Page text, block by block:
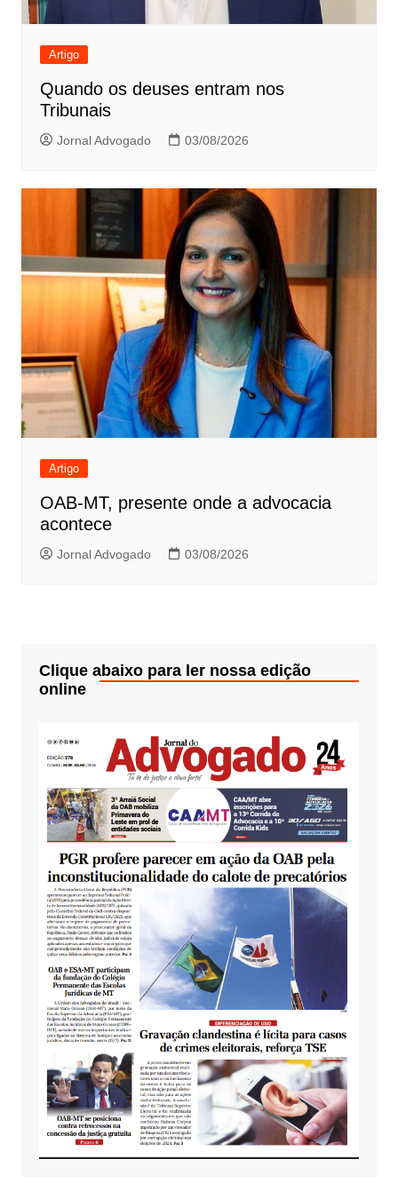
Artigo
Quando os deuses entram nos
Tribunais
Jornal Advogado 03/08/2026
Artigo
OAB-MT, presente onde a advocacia
acontece
Jornal Advogado 03/08/2026
Clique abaixo para ler nossa edição
online